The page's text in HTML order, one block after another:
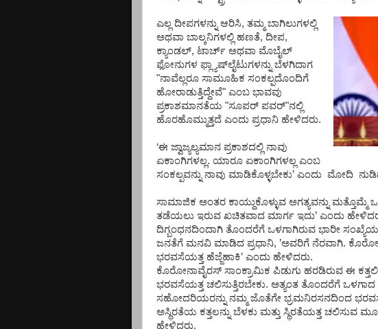
ಎಲ್ಲ ದೀಪಗಳನ್ನು ಆರಿಸಿ, ತಮ್ಮ ಬಾಗಿಲುಗಳಲ್ಲಿ
ಅಥವಾ ಬಾಲ್ಕನಿಗಳಲ್ಲಿ ಹಣತೆ, ದೀಪ,
ಕ್ಯಾಂಡಲ್, ಟಾರ್ಚ್ ಅಥವಾ ಮೊಬೈಲ್
ಫೋನುಗಳ ಫ್ಲ್ಯಾಷ್ಲೈಟುಗಳನ್ನು ಬೆಳಗಿದಾಗ
"ನಾವೆಲ್ಲರೂ ಸಾಮೂಹಿಕ ಸಂಕಲ್ಪದೊಂದಿಗೆ
ಹೋರಾಡುತ್ತಿದ್ದೇವೆ" ಎಂಬ ಭಾವವು
ಪ್ರಕಾಶಮಾನತೆಯ "ಸೂಪರ್ ಪವರ್"ನಲ್ಲಿ
ಹೊರಹೊಮ್ಮುತ್ತದೆ ಎಂದು ಪ್ರಧಾನಿ ಹೇಳಿದರು.
‘ಈ ಜ್ವಾಜ್ಯಲ್ಯಮಾನ ಪ್ರಕಾಶದಲ್ಲಿ ನಾವು
ಏಕಾಂಗಿಗಳಲ್ಲ. ಯಾರೂ ಏಕಾಂಗಿಗಳಲ್ಲ ಎಂಬ
ಸಂಕಲ್ಪವನ್ನು ನಾವು ಮಾಡಿಕೊಳ್ಳಬೇಕು’ ಎಂದು ಮೋದಿ
ಸಾಮಾಜಿಕ ಅಂತರ ಕಾಯ್ದುಕೊಳ್ಳುವ ಅಗತ್ಯವನ್ನು ಮತ್ತೊಮ್ಮೆ
ತಡೆಯಲು ಇರುವ ಖಚಿತವಾದ ಮಾರ್ಗ ಇದು’ ಎಂದು
ದಿಗ್ಬಂಧನದಿಂದಾಗಿ ತೊಂದರೆಗೆ ಒಳಗಾಗಿರುವ ಭಾರೀ ಸಂಖ್ಯೆಯ
ಜನತೆಗೆ ಮನವಿ ಮಾಡಿದ ಪ್ರಧಾನಿ, ’ಅವರಿಗೆ ನೆರವಾಗಿ.
ಭರವಸೆಯತ್ತ ಹೆಜ್ಜೆಹಾಕಿ’ ಎಂದು ಹೇಳಿದರು.
ಕೊರೋನಾವೈರಸ್ ಸಾಂಕ್ರಾಮಿಕ ಪಿಡುಗು ಹರಡಿರುವ ಈ
ಭರವಸೆಯತ್ತ ಚಲಿಸುತ್ತಿರಬೇಕು. ಅತ್ಯಂತ ತೊಂದರೆಗೆ ಒಳಗಾದ
ಸಹೋದರಿಯರನ್ನು ನಮ್ಮ ಜೊತೆಗೇ ಭ್ರಮನಿರಸನದಿಂದ
ಅಸ್ಥಿರತೆಯ ಕತ್ತಲನ್ನು ಬೆಳಕು ಮತ್ತು ಸ್ಥಿರತೆಯತ್ತ ಚಲಿಸುವ
ಹೇಳಿದರು.